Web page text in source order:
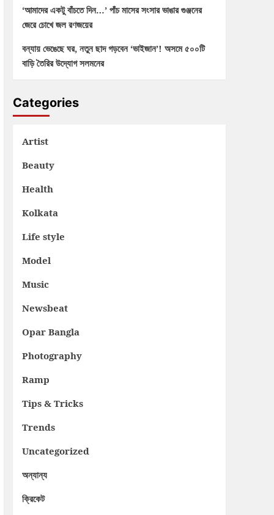
‘আমাদের একটু বাঁচতে দিন…’ পাঁচ মাসের সংসার ভাঙার গুঞ্জনের
জেরে চোখে জল রণজয়ের
বন্যায় ভেঙেছে ঘর, নতুন ছাদ গড়বেন ‘ভাইজান’! অসমে ৫০০টি
বাড়ি তৈরির উদ্যোগ সলমনের
Categories
Artist
Beauty
Health
Kolkata
Life style
Model
Music
Newsbeat
Opar Bangla
Photography
Ramp
Tips & Tricks
Trends
Uncategorized
অন্যান্য
ক্রিকেট